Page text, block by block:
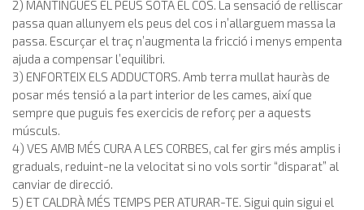
2) MANTINGUES EL PEUS SOTA EL COS. La sensació de relliscar
passa quan allunyem els peus del cos i n’allarguem massa la
passa. Escurçar el traç n’augmenta la fricció i menys empenta
ajuda a compensar l’equilibri.
3) ENFORTEIX ELS ADDUCTORS. Amb terra mullat hauràs de
posar més tensió a la part interior de les cames, així que
sempre que puguis fes exercicis de reforç per a aquests
músculs.
4) VES AMB MÉS CURA A LES CORBES, cal fer girs més amplis i
graduals, reduint-ne la velocitat si no vols sortir “disparat” al
canviar de direcció.
5) ET CALDRÀ MÉS TEMPS PER ATURAR-TE. Sigui quin sigui el